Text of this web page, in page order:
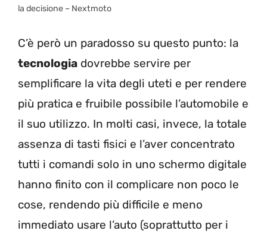
la decisione – Nextmoto
C’è però un paradosso su questo punto: la
tecnologia dovrebbe servire per
semplificare la vita degli uteti e per rendere
più pratica e fruibile possibile l’automobile e
il suo utilizzo. In molti casi, invece, la totale
assenza di tasti fisici e l’aver concentrato
tutti i comandi solo in uno schermo digitale
hanno finito con il complicare non poco le
cose, rendendo più difficile e meno
immediato usare l’auto (soprattutto per i